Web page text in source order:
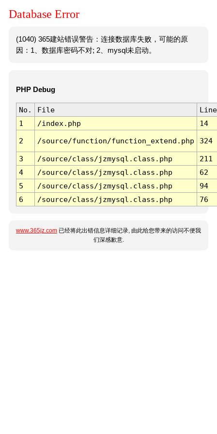
Database Error
(1040) 365建站错误警告：连接数据库失败，可能的原
因：1、数据库密码不对; 2、mysql未启动。
PHP Debug
No. File
Line
1
/index.php 14
2 /source/function/function_extend.php 324
3 /source/class/jzmysql.class.php
211
4
/source/class/jzmysql.class.php
62
5
/source/class/jzmysql.class.php
94
6
/source/class/jzmysql.class.php 76
www.365jz.com 已经将此出错信息详细记录, 由此给您带来的访问不便我
们深感歉意.